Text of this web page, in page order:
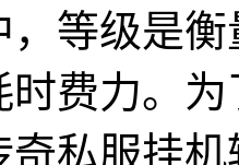
，等级是
时费力。
奇私服挂